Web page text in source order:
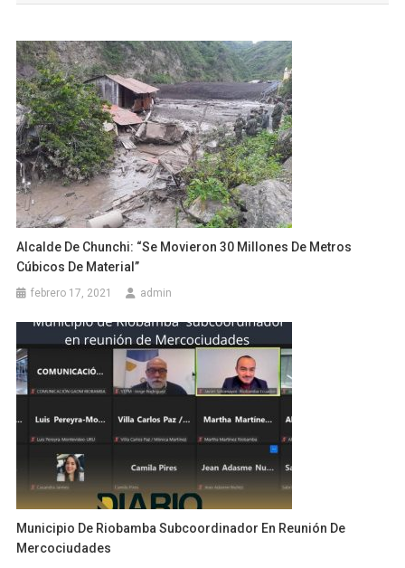
Alcalde De Chunchi: “Se Movieron 30 Millones De Metros
Cúbicos De Material”
febrero 17, 2021 admin
Municipio De Riobamba Subcoordinador En Reunión De
Mercociudades